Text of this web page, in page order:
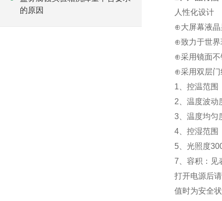
的原因
人性化设计
⊕大屏幕液晶
⊕致力于世界
⊕采用镜面不
⊕采用双层门
1、控温范
2、温度波
3、温度均
4、控湿范围
5、光照度
7、容积：见
打开电源后
值时为安全